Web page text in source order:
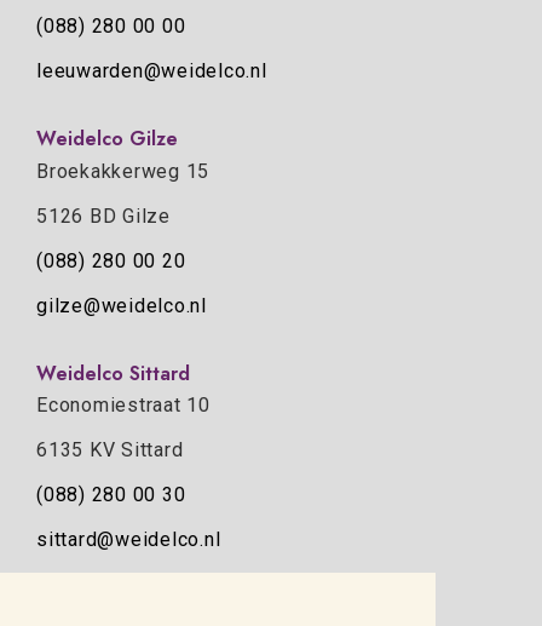
(088) 280 00 00
leeuwarden@weidelco.nl
Weidelco Gilze
Broekakkerweg 15
5126 BD Gilze
(088) 280 00 20
gilze@weidelco.nl
Weidelco Sittard
Economiestraat 10
6135 KV Sittard
(088) 280 00 30
sittard@weidelco.nl